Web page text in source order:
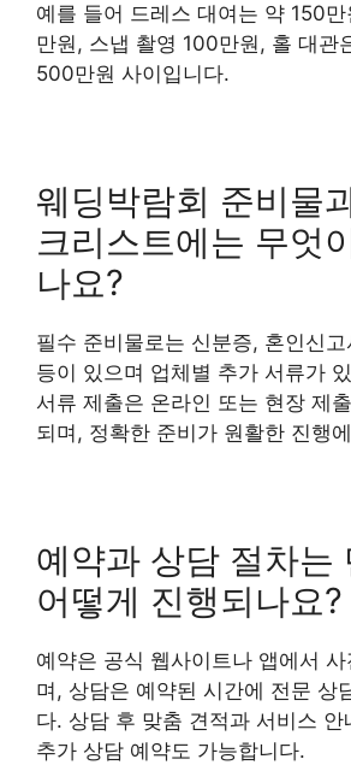
예를 들어 드레스 대여는 약 150
만원, 스냅 촬영 100만원, 홀 대관
500만원 사이입니다.
웨딩박람회 준비물
크리스트에는 무엇
나요?
필수 준비물로는 신분증, 혼인신
등이 있으며 업체별 추가 서류가
서류 제출은 온라인 또는 현장 제
되며, 정확한 준비가 원활한 진행
예약과 상담 절차는
어떻게 진행되나요?
예약은 공식 웹사이트나 앱에서
며, 상담은 예약된 시간에 전문 상
다. 상담 후 맞춤 견적과 서비스 안
추가 상담 예약도 가능합니다.